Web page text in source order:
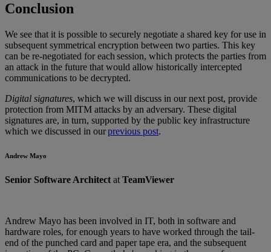
Conclusion
We see that it is possible to securely negotiate a shared key for use in
subsequent symmetrical encryption between two parties. This key
can be re-negotiated for each session, which protects the parties from
an attack in the future that would allow historically intercepted
communications to be decrypted.
Digital signatures, which we will discuss in our next post, provide
protection from MITM attacks by an adversary. These digital
signatures are, in turn, supported by the public key infrastructure
which we discussed in ourprevious post.
Andrew Mayo
Senior Software Architect at TeamViewer
Andrew Mayo has been involved in IT, both in software and
hardware roles, for enough years to have worked through the tail-
end of the punched card and paper tape era, and the subsequent